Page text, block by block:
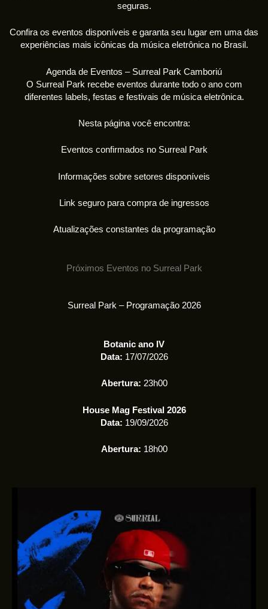
seguras.
Confira os eventos disponíveis e garanta seu lugar em uma das
experiências mais icônicas da música eletrônica no Brasil.
Agenda de Eventos – Surreal Park Camboriú
O Surreal Park recebe eventos durante todo o ano com
diferentes labels, festas e festivais de música eletrônica.
Nesta página você encontra:
Eventos confirmados no Surreal Park
Informações sobre setores disponíveis
Link seguro para compra de ingressos
Atualizações constantes da programação
Próximos Eventos no Surreal Park
Surreal Park – Programação 2026
Botanic ano IV
Data: 17/07/2026
Abertura: 23h00
House Mag Festival 2026
Data: 19/09/2026
Abertura: 18h00